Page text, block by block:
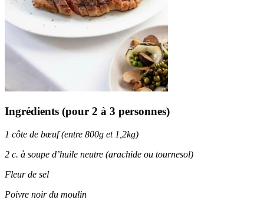
Ingrédients (pour 2 à 3 personnes)
1 côte de bœuf (entre 800g et 1,2kg)
2 c. à soupe d’huile neutre (arachide ou tournesol)
Fleur de sel
Poivre noir du moulin